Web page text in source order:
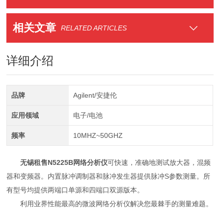
相关文章 RELATED ARTICLES
详细介绍
品牌 Agilent/安捷伦
应用领域 电子/电池
频率 10MHZ~50GHZ
无锡租售N5225B网络分析仪可快速，准确地测试放大器，混频
器和变频器。内置脉冲调制器和脉冲发生器提供脉冲S参数测量。所
有型号均提供两端口单源和四端口双源版本。
利用业界性能最高的微波网络分析仪解决您最棘手的测量难题。